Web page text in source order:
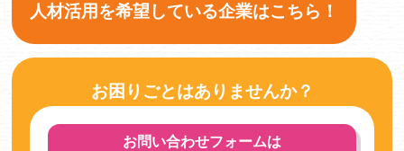
人材活用を希望している企業はこちら！
お困りごとはありませんか？
お問い合わせフォームは